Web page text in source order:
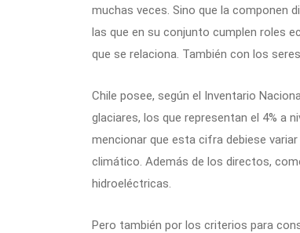
muchas veces. Sino que la componen
las que en su conjunto cumplen roles
que se relaciona. También con los
Chile posee, según el Inventario
glaciares, los que representan el 4% a
mencionar que esta cifra debiese
climático. Además de los directos,
hidroeléctricas.
Pero también por los criterios para